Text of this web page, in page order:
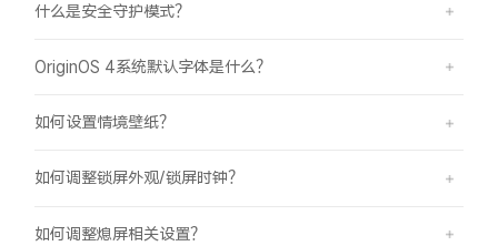
什么是安全守护模式？
OriginOS 4系统默认字体是什么？
如何设置情境壁纸？
如何调整锁屏外观/锁屏时钟？
如何调整熄屏相关设置？